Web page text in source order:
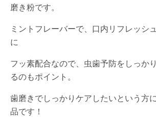
磨き粉です。
ミントフレーバーで、口内リフレッシ
に
フッ素配合なので、虫歯予防をしっか
るのもポイント。
歯磨きでしっかりケアしたいという方
品です！